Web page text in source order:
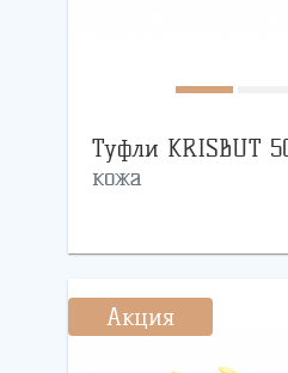
Туфли KRISBUT
кожа
Акция